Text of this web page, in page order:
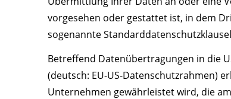
vorgesehen oder gestattet ist, in dem
sogenannte
Betreffend Datenübertragungen in die
(deutsch: EU-US-Datenschutzrahmen)
Unternehmen gewährleistet wird, die